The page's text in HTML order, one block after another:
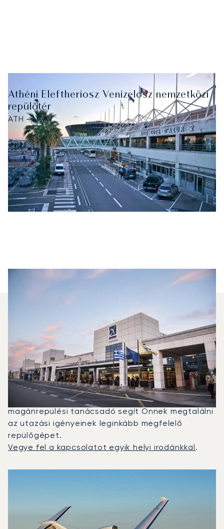
Athéni Eleftheriosz Venizelosz nemzetközi
repülőtér
ATH - LGAV
Milyen Típusú Repülőgépet
Bérelhetek Nizza És Athén
Között?
2025-ben a Citation M2, a Beechjet 400A és a
G280 volt a leggyakrabban igénybe vett
magánrepülő Athén és Nice között. Egy dedikált
magánrepülési tanácsadó segít Önnek megtalálni
az utazási igényeinek leginkább megfelelő
repülőgépet.
Vegye fel a kapcsolatot egyik helyi irodánkkal.